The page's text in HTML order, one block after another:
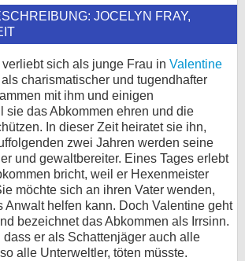
JOCELYN FRAY,
sich als junge Frau in Valentine
als charismatischer und tugendhafter
mit ihm und einigen
sie das Abkommen ehren und die
In dieser Zeit heiratet sie ihn,
zwei Jahren werden seine
und gewaltbereiter. Eines Tages erlebt
bricht, weil er Hexenmeister
möchte sich an ihren Vater wenden,
Anwalt helfen kann. Doch Valentine geht
bezeichnet das Abkommen als Irrsinn.
dass er als Schattenjäger auch alle
alle Unterweltler, töten müsste.
bei Facebook
Kontakt
Nutzungsbedingungen
Datenschutz
Cookie-Einstellungen
Impressum
Desktop-Ansicht
myFanbase